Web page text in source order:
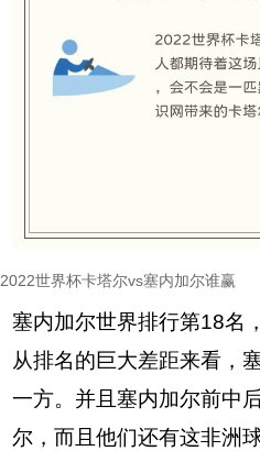
2022世界杯卡塔尔vs塞内加尔谁赢
塞内加尔世界排行第18名
从排名的巨大差距来看，
一方。并且塞内加尔前中
尔，而且他们还有这非洲